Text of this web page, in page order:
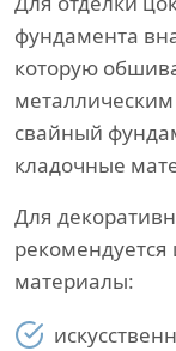
фундамента
которую
свайный
кладочные
Для
рекомендуется
материалы: